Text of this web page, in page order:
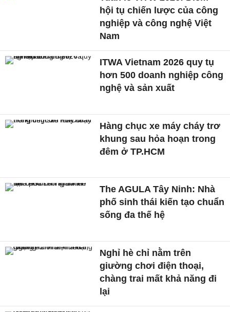
hội tụ chiến lược của công
nghiệp và công nghệ Việt
Nam
ITWA Vietnam 2026 quy tụ
hơn 500 doanh nghiệp công
nghệ và sản xuất
Hàng chục xe máy cháy trơ
khung sau hỏa hoạn trong
đêm ở TP.HCM
The AGULA Tây Ninh: Nhà
phố sinh thái kiến tạo chuẩn
sống đa thế hệ
Nghỉ hè chỉ nằm trên
giường chơi điện thoại,
chàng trai mất khả năng đi
lại